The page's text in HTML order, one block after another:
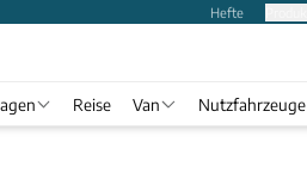
Hefte
Reise Van Nutzfahrzeuge